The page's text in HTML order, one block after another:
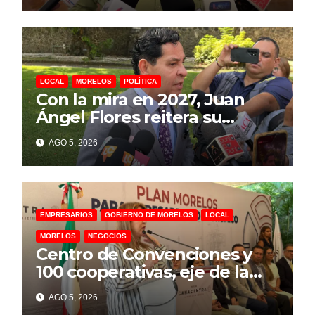
LOCAL MORELOS POLÍTICA
Con la mira en 2027, Juan
Ángel Flores reitera su
intención de buscar la
alcaldía de Cuernavaca
AGO 5, 2026
EMPRESARIOS GOBIERNO DE MORELOS LOCAL
MORELOS NEGOCIOS
Centro de Convenciones y
100 cooperativas, eje de la
estrategia de Margarita
González para detonar la
AGO 5, 2026